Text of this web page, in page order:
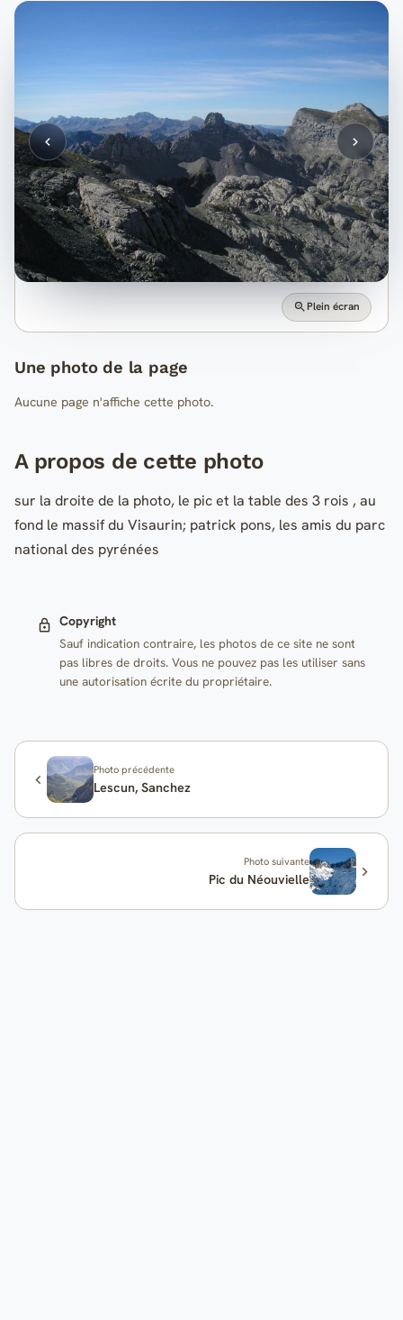
Plein écran
Une photo de la page
Aucune page n'affiche cette photo.
A propos de cette photo
sur la droite de la photo, le pic et la table des 3 rois , au
fond le massif du Visaurin; patrick pons, les amis du parc
national des pyrénées
Copyright
Sauf indication contraire, les photos de ce site ne sont
pas libres de droits. Vous ne pouvez pas les utiliser sans
une autorisation écrite du propriétaire.
Photo précédente
Lescun, Sanchez
Photo suivante
Pic du Néouvielle